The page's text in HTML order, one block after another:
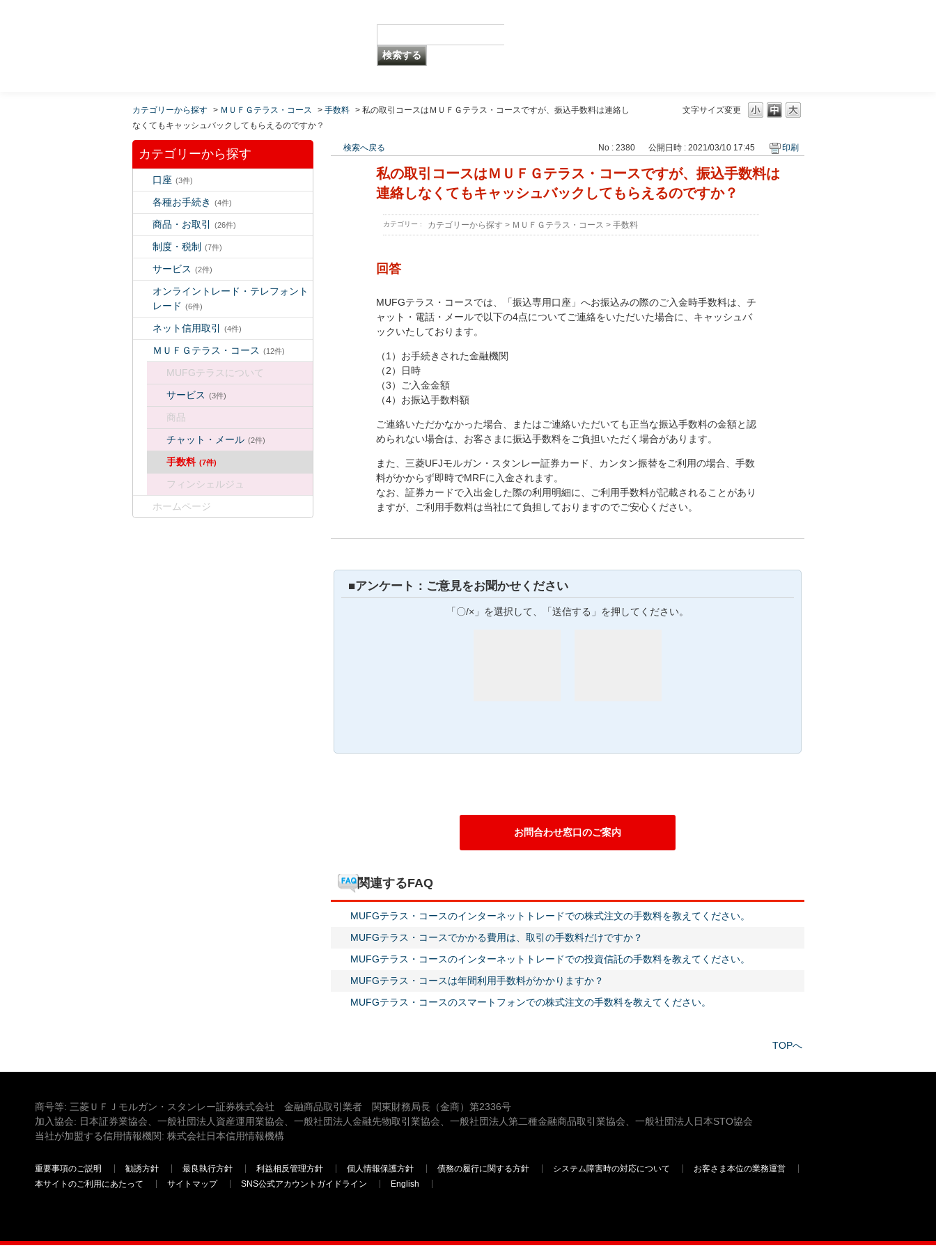
文字サイズ変更
カテゴリーから探す > ＭＵＦＧテラス・コース > 手数料 > 私の取引コースはＭＵＦＧテラス・コースですが、振込手数料は連絡し
なくてもキャッシュバックしてもらえるのですか？
カテゴリーから探す
口座 (3件)
各種お手続き (4件)
商品・お取引 (26件)
制度・税制 (7件)
サービス (2件)
オンライントレード・テレフォント
レード (6件)
ネット信用取引 (4件)
ＭＵＦＧテラス・コース (12件)
MUFGテラスについて
サービス (3件)
商品
チャット・メール (2件)
手数料 (7件)
フィンシェルジュ
ホームページ
検索へ戻る No : 2380 公開日時 : 2021/03/10 17:45 印刷
私の取引コースはＭＵＦＧテラス・コースですが、振込手数料は
連絡しなくてもキャッシュバックしてもらえるのですか？
カテゴリー : カテゴリーから探す > ＭＵＦＧテラス・コース > 手数料
回答
MUFGテラス・コースでは、「振込専用口座」へお振込みの際のご入金時手数料は、チ
ャット・電話・メールで以下の4点についてご連絡をいただいた場合に、キャッシュバ
ックいたしております。
（1）お手続きされた金融機関
（2）日時
（3）ご入金金額
（4）お振込手数料額
ご連絡いただかなかった場合、またはご連絡いただいても正当な振込手数料の金額と認
められない場合は、お客さまに振込手数料をご負担いただく場合があります。
また、三菱UFJモルガン・スタンレー証券カード、カンタン振替をご利用の場合、手数
料がかからず即時でMRFに入金されます。
なお、証券カードで入出金した際の利用明細に、ご利用手数料が記載されることがあり
ますが、ご利用手数料は当社にて負担しておりますのでご安心ください。
■アンケート：ご意見をお聞かせください
「〇/×」を選択して、「送信する」を押してください。
お問合わせ窓口のご案内
関連するFAQ
MUFGテラス・コースのインターネットトレードでの株式注文の手数料を教えてください。
MUFGテラス・コースでかかる費用は、取引の手数料だけですか？
MUFGテラス・コースのインターネットトレードでの投資信託の手数料を教えてください。
MUFGテラス・コースは年間利用手数料がかかりますか？
MUFGテラス・コースのスマートフォンでの株式注文の手数料を教えてください。
TOPへ
商号等: 三菱ＵＦＪモルガン・スタンレー証券株式会社 金融商品取引業者 関東財務局長（金商）第2336号
加入協会: 日本証券業協会、一般社団法人資産運用業協会、一般社団法人金融先物取引業協会、一般社団法人第二種金融商品取引業協会、一般社団法人日本STO協会
当社が加盟する信用情報機関: 株式会社日本信用情報機構
重要事項のご説明 勧誘方針 最良執行方針 利益相反管理方針 個人情報保護方針 債務の履行に関する方針 システム障害時の対応について
お客さま本位の業務運営
本サイトのご利用にあたって
サイトマップ SNS公式アカウントガイドライン English